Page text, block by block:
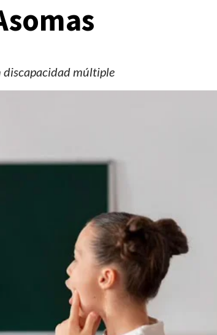
discapacidad múltiple
Manifestaciones hoy en CDMX 4 de agosto del
Editorial Staff